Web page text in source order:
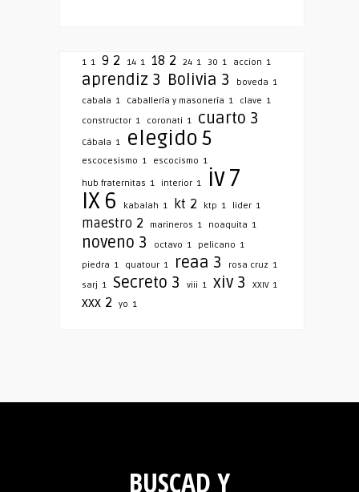
1 1 9 2 14 1 18 2 24 1 30 1 accion 1
aprendiz 3 Bolivia 3 boveda 1
cabala 1 Caballería y masonería 1 clave 1
constructor 1 coronati 1 cuarto 3
Cábala 1 elegido5
escocesismo 1 escocismo 1
hub fraternitas 1 interior 1 iv7
IX 6 kabalah 1 kt 2 ktp 1 lider 1
maestro 2 marineros 1 noaquita 1
noveno 3 octavo 1 pelicano 1
piedra 1 quatour 1 reaa 3 rosa cruz 1
sarj 1 Secreto 3 viii 1 xiv 3 XXIV 1
xxx 2 yo 1
BUSCAD Y